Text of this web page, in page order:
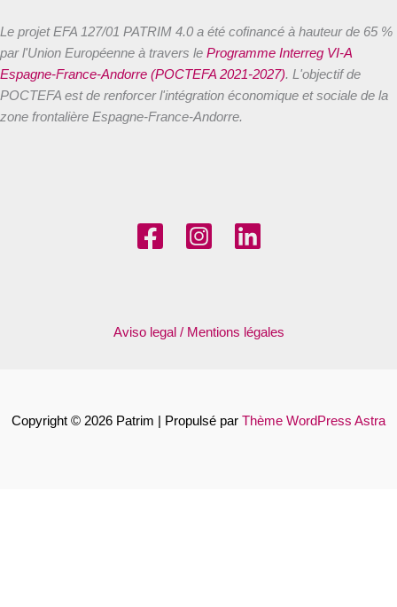
Le projet EFA 127/01 PATRIM 4.0 a été cofinancé à hauteur de 65 %
par l'Union Européenne à travers le Programme Interreg VI-A
Espagne-France-Andorre (POCTEFA 2021-2027). L'objectif de
POCTEFA est de renforcer l'intégration économique et sociale de la
zone frontalière Espagne-France-Andorre.
Aviso legal / Mentions légales
Copyright © 2026 Patrim | Propulsé par Thème WordPress Astra